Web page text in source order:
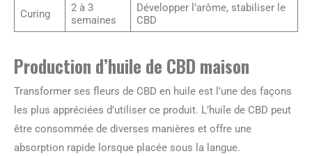
Curing
2 à 3
semaines
Développer l’arôme, stabiliser le
CBD
Production d’huile de CBD maison
Transformer ses fleurs de CBD en huile est l’une des façons
les plus appréciées d’utiliser ce produit. L’huile de CBD peut
être consommée de diverses manières et offre une
absorption rapide lorsque placée sous la langue.